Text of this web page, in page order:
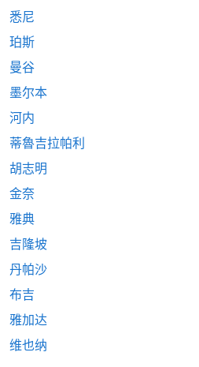
悉尼
珀斯
曼谷
墨尔本
河内
蒂魯吉拉帕利
胡志明
金奈
雅典
吉隆坡
丹帕沙
布吉
雅加达
维也纳